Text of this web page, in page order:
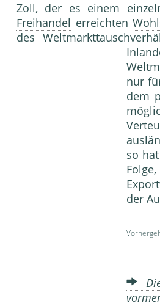
Zoll, der es einem
Freihandel erreichten
des
nur
dem
so
der